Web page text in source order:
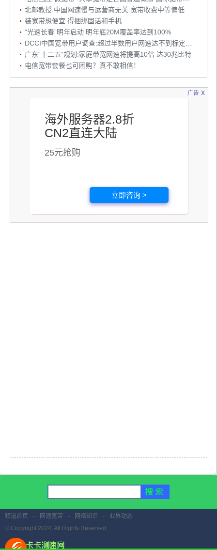
北邮教授:中国网速慢与运营商无关 宽带收费中等偏低
装宽带想便宜 得捆绑固话和手机
“光速长春”明年启动 明年底20M覆盖率达到100%
广东“十二五”规划:家庭带宽网速将提高10倍 达30兆比特
电信宽带套餐也可团购？真不敢相信！
广告
海外服务器2.8折
CN2直连大陆
25元抢购
立即咨询 >
x
频道首页 - 网速宽带 - 网络知识 -
业界动态
© Copyright 2024. All Rights Reserved.